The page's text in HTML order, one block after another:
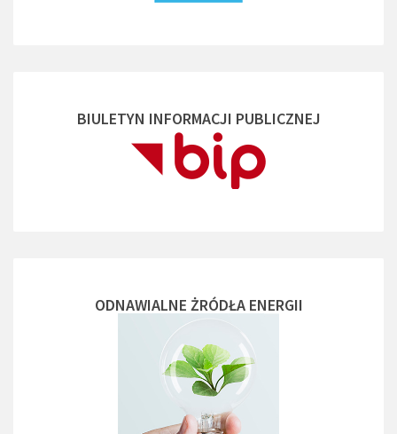
BIULETYN INFORMACJI PUBLICZNEJ
ODNAWIALNE ŻRÓDŁA ENERGII